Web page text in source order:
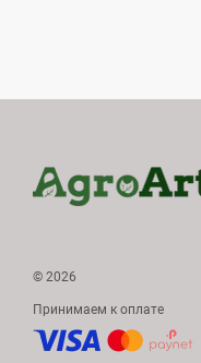
© 2026
Принимаем к оплате